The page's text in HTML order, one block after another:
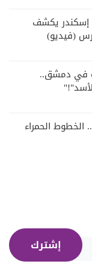
إسكندر يكشف
(فيديو)
في دمشق..
الخطوط الحمراء
إشترك